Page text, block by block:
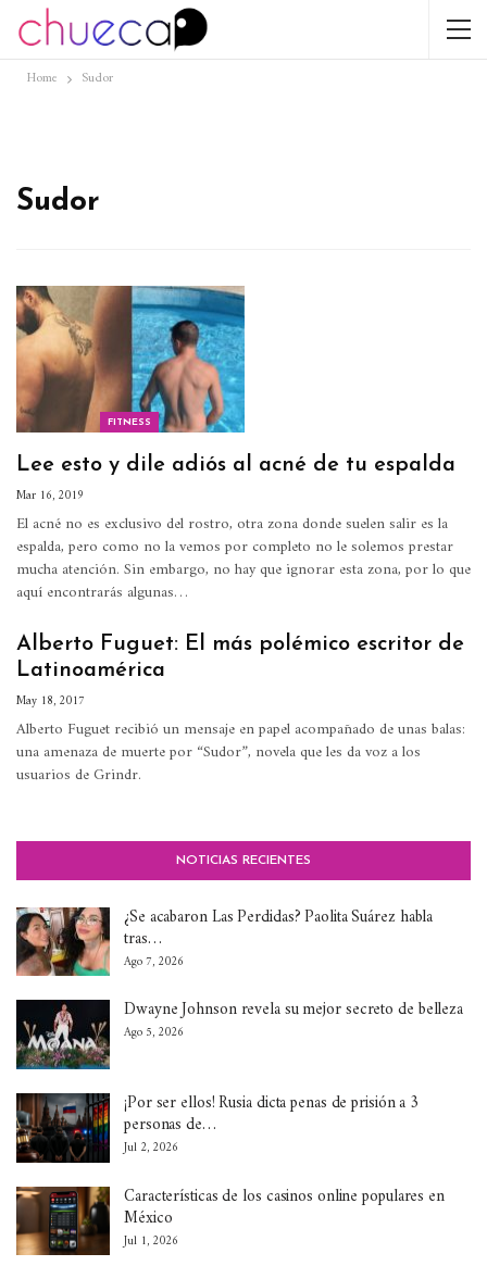
Home Sudor
Sudor
FITNESS
Lee esto y dile adiós al acné de tu espalda
Mar 16, 2019
El acné no es exclusivo del rostro, otra zona donde suelen salir es la
espalda, pero como no la vemos por completo no le solemos prestar
mucha atención. Sin embargo, no hay que ignorar esta zona, por lo que
aquí encontrarás algunas…
Alberto Fuguet: El más polémico escritor de
Latinoamérica
May 18, 2017
Alberto Fuguet recibió un mensaje en papel acompañado de unas balas:
una amenaza de muerte por “Sudor”, novela que les da voz a los
usuarios de Grindr.
NOTICIAS RECIENTES
¿Se acabaron Las Perdidas? Paolita Suárez habla
tras…
Ago 7, 2026
Dwayne Johnson revela su mejor secreto de belleza
Ago 5, 2026
¡Por ser ellos! Rusia dicta penas de prisión a 3
personas de…
Jul 2, 2026
Características de los casinos online populares en
México
Jul 1, 2026